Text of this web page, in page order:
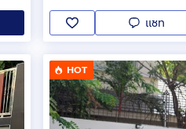
แชท
HOT